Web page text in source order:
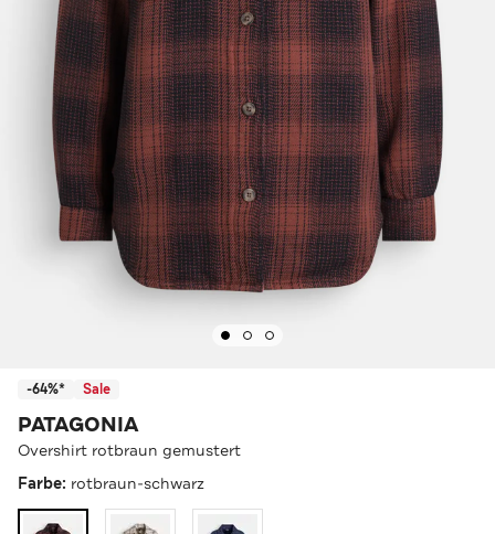
-64%* Sale
PATAGONIA
Overshirt rotbraun gemustert
Farbe: rotbraun-schwarz